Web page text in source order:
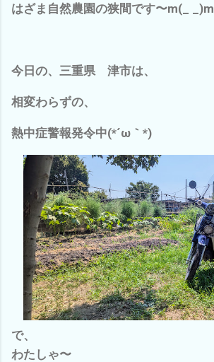
はざま自然農園の狭間です〜m(_ _)m
今日の、三重県 津市は、
相変わらずの、
熱中症警報発令中(*´ω｀*)
で、
わたしゃ〜